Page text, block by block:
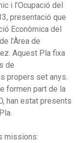
i l’Ocupació del
presentació que
Econòmica del
l’Àrea de
Aquest Pla fixa
de
propers set anys.
formen part de la
han estat presents
missions: